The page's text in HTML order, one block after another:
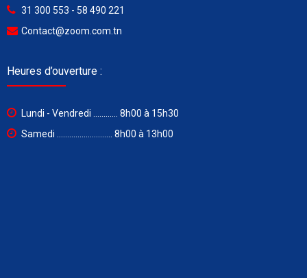
31 300 553 - 58 490 221
Contact@zoom.com.tn
Heures d’ouverture :
Lundi - Vendredi ............ 8h00 à 15h30
Samedi ........................... 8h00 à 13h00